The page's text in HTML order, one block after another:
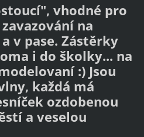
vhodné pro
na
v pase. Zástěrky
i do školky... na
:) Jsou
každá má
ozdobenou
a veselou